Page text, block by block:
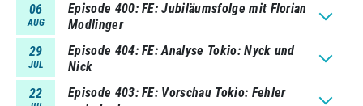
06
AUG
Episode 400 FE: Jubiläumsfolge mit Florian
Modlinger
29
JUL
Episode 404 FE: Analyse Tokio: Nyck und
Nick
22
Episode 403 FE: Vorschau Tokio: Fehler